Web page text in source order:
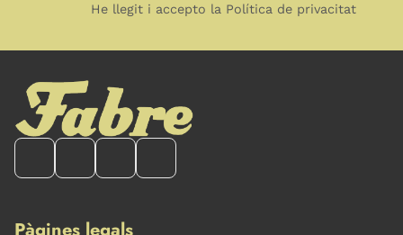
He llegit i accepto la Política de privacitat